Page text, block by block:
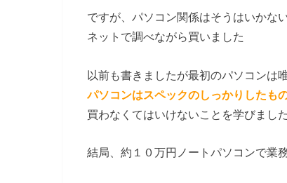
ですが、パソコン関係はそうはいかな
ネットで調べながら買いました
以前も書きましたが最初のパソコンは
パソコンはスペックのしっかりしたも
買わなくてはいけないことを学びました
結局、約１０万円ノートパソコンで業